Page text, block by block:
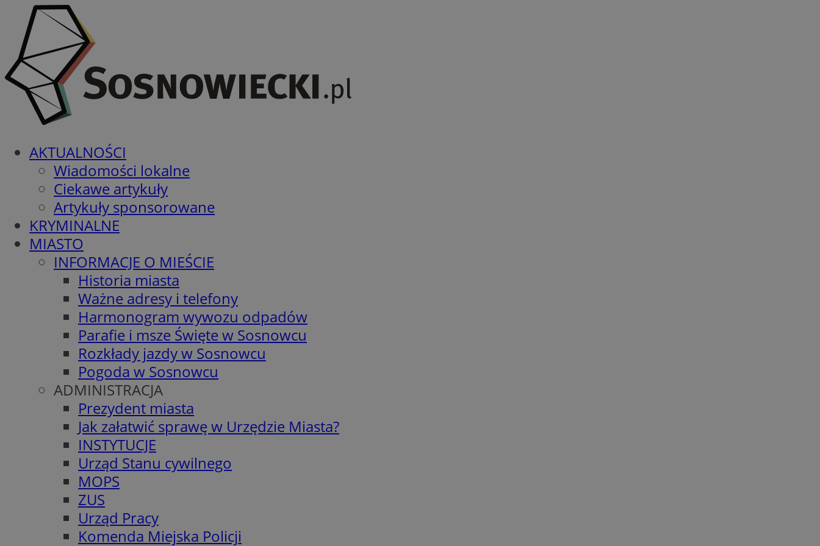
AKTUALNOŚCI
Wiadomości lokalne
Ciekawe artykuły
Artykuły sponsorowane
KRYMINALNE
MIASTO
INFORMACJE O MIEŚCIE
Historia miasta
Ważne adresy i telefony
Harmonogram wywozu odpadów
Parafie i msze Święte w Sosnowcu
Rozkłady jazdy w Sosnowcu
Pogoda w Sosnowcu
ADMINISTRACJA
Prezydent miasta
Jak załatwić sprawę w Urzędzie Miasta?
INSTYTUCJE
Urząd Stanu cywilnego
MOPS
ZUS
Urząd Pracy
Komenda Miejska Policji